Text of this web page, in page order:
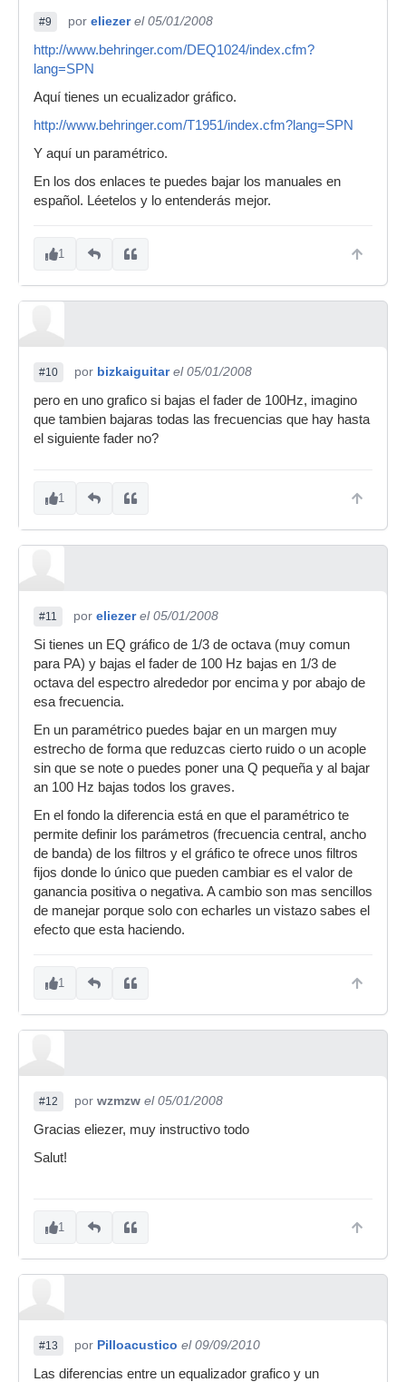
#9 por eliezer el 05/01/2008
http://www.behringer.com/DEQ1024/index.cfm?
lang=SPN
Aquí tienes un ecualizador gráfico.
http://www.behringer.com/T1951/index.cfm?lang=SPN
Y aquí un paramétrico.
En los dos enlaces te puedes bajar los manuales en
español. Léetelos y lo entenderás mejor.
1
#10 por bizkaiguitar el 05/01/2008
pero en uno grafico si bajas el fader de 100Hz, imagino
que tambien bajaras todas las frecuencias que hay hasta
el siguiente fader no?
1
#11 por eliezer el 05/01/2008
Si tienes un EQ gráfico de 1/3 de octava (muy comun
para PA) y bajas el fader de 100 Hz bajas en 1/3 de
octava del espectro alrededor por encima y por abajo de
esa frecuencia.
En un paramétrico puedes bajar en un margen muy
estrecho de forma que reduzcas cierto ruido o un acople
sin que se note o puedes poner una Q pequeña y al bajar
an 100 Hz bajas todos los graves.
En el fondo la diferencia está en que el paramétrico te
permite definir los parámetros (frecuencia central, ancho
de banda) de los filtros y el gráfico te ofrece unos filtros
fijos donde lo único que pueden cambiar es el valor de
ganancia positiva o negativa. A cambio son mas sencillos
de manejar porque solo con echarles un vistazo sabes el
efecto que esta haciendo.
1
#12 por wzmzw el 05/01/2008
Gracias eliezer, muy instructivo todo
Salut!
1
#13 por Pilloacustico el 09/09/2010
Las diferencias entre un equalizador grafico y un